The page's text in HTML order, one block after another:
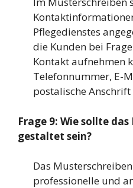
Pflegedienstes
die Kunden bei
Kontakt aufnehmen
Telefonnummer, E-
postalische Anschrift
Frage 9: Wie sollte
gestaltet sein?
Das
professionelle und